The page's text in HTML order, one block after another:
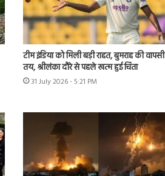
टीम इंडिया को मिली बड़ी राहत, बुमराह की वापसी
तय, श्रीलंका दौरे से पहले खत्म हुई चिंता
31 July 2026 - 5:21 PM